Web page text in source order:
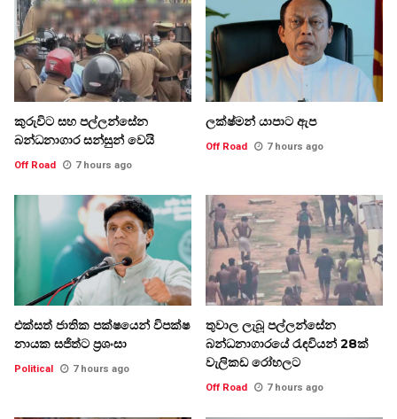
කුරුවිට සහ පල්ලන්සේන
බන්ධනාගාර සන්සුන් වෙයි
Off Road 7 hours ago
ලක්ෂ්මන් යාපාට ඇප
Off Road 7 hours ago
එක්සත් ජාතික පක්ෂයෙන් විපක්ෂ
නායක සජිත්ට ප්‍රශංසා
Political 7 hours ago
තුවාල ලැබූ පල්ලන්සේන
බන්ධනාගාරයේ රැඳවියන් 28ක්
වැලිකඩ රෝහලට
Off Road 7 hours ago